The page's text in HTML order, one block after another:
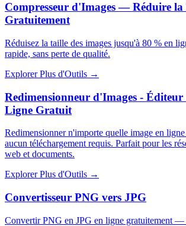
Compresseur d'Images — Réduire la
Gratuitement
Réduisez la taille des images jusqu'à 80 % en
rapide, sans perte de qualité.
Explorer Plus d'Outils →
Redimensionneur d'Images - Éditeur
Ligne Gratuit
Redimensionner n'importe quelle image en
aucun téléchargement requis. Parfait pour les
web et documents.
Explorer Plus d'Outils →
Convertisseur PNG vers JPG
Convertir PNG en JPG en ligne gratuitement —